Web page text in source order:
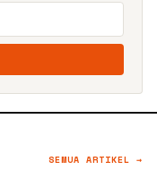
SEMUA ARTIKEL →